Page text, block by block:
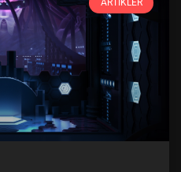
ARTIKLER